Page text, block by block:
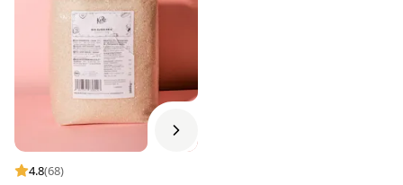
4.8(68)